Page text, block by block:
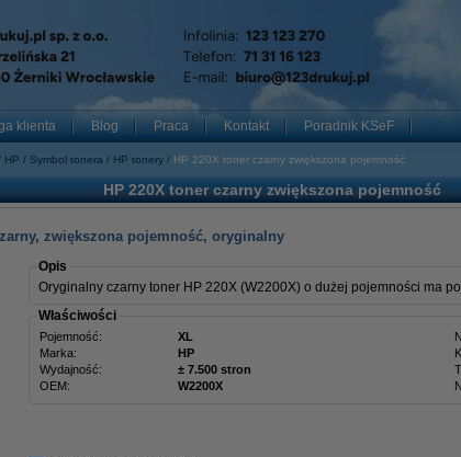
klienta Blog Praca Kontakt Poradnik KSeF
HP Symbol tonera HP tonery HP 220X toner czarny zwiększona pojemność
HP 220X toner czarny zwiększona pojemność
zwiększona pojemność, oryginalny
Opis
Oryginalny czarny toner HP 220X (W2200X) o dużej pojemności ma
Właściwości
Pojemność: XL
Marka:
HP
Wydajność:
± 7.500 stron
OEM:
W2200X